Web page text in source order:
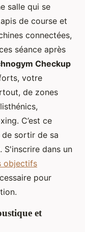
salle qui se
de course et
connectées,
séance après
Checkup
votre
de zones
C’est ce
sortir de sa
dans un
objectifs
pour
et